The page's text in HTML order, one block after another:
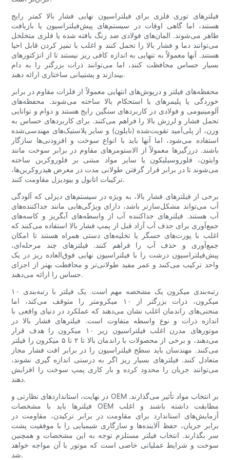
فیلترهای توری فلزی برای فیلتراسیون نهایی فشار بالا کمتر رایج
هستند، اما گاهی اوقات در سیستم‌های پیش‌فیلتراسیون یا بازیافت
ظاهر می‌شوند. المان‌های فولادی ضد زنگ بافته شده یا فلزی متخلخل
می‌توانند دما و فشار بالا را تحمل کنند و اغلب با تمیز کردن قابل احیا
هستند. آنها معمولاً به تنهایی به اندازه کافی ریز نیستند تا از انژکتورهای
بسیار حساس محافظت کنند، اما می‌توانند ذرات بزرگتر را به دام
بیندازند و پشتیبانی ساختاری ارائه دهند.
محفظه‌های فیلتر و درپوش‌های انتهایی معمولاً از فلزات مقاوم در برابر
خوردگی یا پلیمرهای با استحکام بالا ساخته می‌شوند. محفظه‌های
آلومینیومی و فولادی در کاربردهای سنگین رایج هستند و دوام و توانایی
تحمل فشار و لرزش بالا را فراهم می‌کنند. برای کاربردهای حساس به
وزن، از پلی‌آمید تقویت‌شده (نایلون) و سایر پلاستیک‌های مهندسی‌شده
استفاده می‌شود، اما آنها باید با انواع سوخت و افزودنی‌ها سازگار
باشند. درزگیرها معمولاً از الاستومرهای مقاوم در برابر سوخت مانند
وایتون، فلوروسیلیکون یا سایر مواد مبتنی بر فلوروکربن ساخته
می‌شوند تا در برابر قرار گرفتن طولانی مدت در معرض هیدروکربن‌ها،
ترکیبات اتانول و بیودیزل مقاومت کنند.
برخی از فیلترهای فشار بالا، به ویژه در سیستم‌های دیزلی که آلودگی
آب می‌تواند مشکل‌سازتر باشد، دارای ویژگی‌هایی مانند جداکننده‌های
آب هستند. فیلترهای جداکننده آب از واسطه‌های آبگریز و کاسه‌های
جمع‌آوری برای حذف آب آزاد قبل از پمپ فشار بالا استفاده می‌کنند که
اغلب با پورت‌های حسگر یا تخلیه‌های دستی همراه هستند تا امکان
جمع‌آوری و حذف آب را فراهم کنند. فیلترهای چند مرحله‌ای،
پیش‌فیلتراسیون درشت را با فیلتراسیون نهایی فوق‌العاده ریز در یک
واحد ترکیب می‌کنند و عمر مفید طولانی‌تر و محافظت بهتر از اجزای
حساس را ارائه می‌دهند.
رتبه‌بندی میکرون یک مشخصه مهم است. یک فیلتر با رتبه‌بندی ۱۰
میکرون، ذرات بزرگتر از ۱۰ میکرومتر را متوقف می‌کند، اما
منحنی‌های راندمان اغلب نشان می‌دهند که عملکرد در دنیای واقعی با
اندازه ذرات و نوع واسطه متفاوت است. فیلترهای فشار بالا در
موتورهای مدرن اغلب فیلتراسیون زیر ۱۰ میکرون را هدف قرار
می‌دهند، و برخی از محصولات با راندمان بالا تا ۲ تا ۵ میکرون را فیلتر
می‌کنند. مهندسان باید سطح فیلتراسیون را در برابر افت فشار مجاز
متعادل کنند. فیلترهای بسیار ریز اگر به درستی اندازه گیری نشوند،
می‌توانند جریان را محدود کرده و بار کاری پمپ سوخت را افزایش
دهند.
در نهایت، استانداردهای نظارتی و OEM بر انتخاب مواد تأثیر می‌گذارند.
فیلترها باید با مشخصات OEM مطابقت داشته باشند و اغلب
آزمایش‌های استاندارد برای مقاومت در برابر ترکیدن، مقاومت در
برابر جریان، حفظ آلاینده‌ها و سازگاری شیمیایی را با موفقیت پشت
سر بگذارند. انتخاب فیلتر مستلزم توجه به این مشخصات و همچنین
سوخت و شرایط عملیاتی خاصی است که موتور با آن مواجه خواهد
شد.